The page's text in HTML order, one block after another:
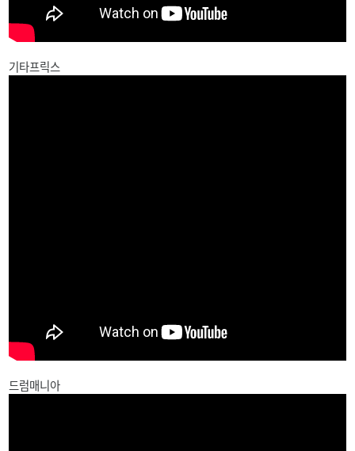
기타프릭스
드럼매니아